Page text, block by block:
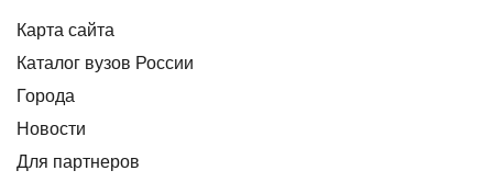
Карта сайта
Каталог вузов России
Города
Новости
Для партнеров